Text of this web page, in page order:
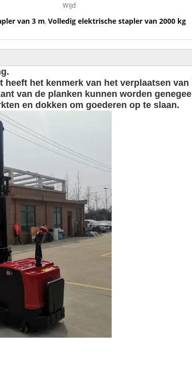
Wijd
van 3 m, Volledig elektrische stapler van 2000 kg
het kenmerk van het verplaatsen
van de planken kunnen worden
en dokken om goederen op te slaan.